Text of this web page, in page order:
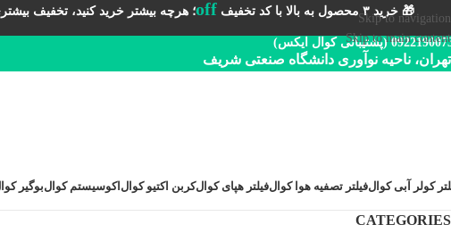
Skip to navigation
Skip to main content
🎁 خرید ۳ محصول به بالا با کد تخفیف off؛ هرچه بیشتر خرید کنید، تخفیف بیشتری
(پشتیبانی کوال ایکس)
تهران، ناحیه نوآوری دانشگاه صنعتی شریف
کولر آبی کوالفیلتر تصفیه هوا کوالفیلتر هپای کوالکربن اکتیو کوال اکوسیستم کوالبوگیر
CATEGORIES